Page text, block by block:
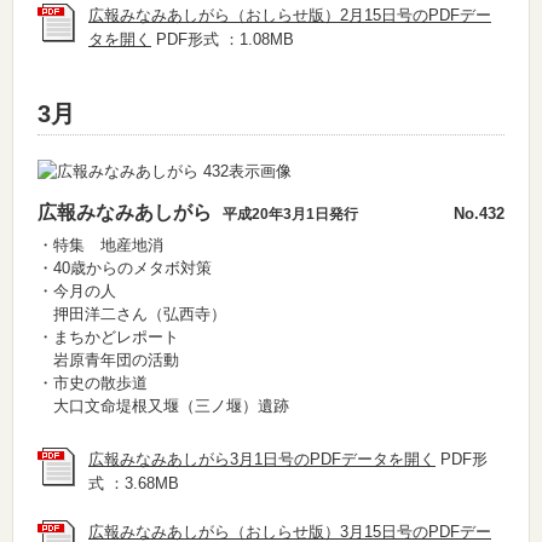
広報みなみあしがら（おしらせ版）2月15日号のPDFデー
タを開く
PDF形式 ：1.08MB
3月
No.432
広報みなみあしがら 平成20年3月1日発行
・特集 地産地消
・40歳からのメタボ対策
・今月の人
押田洋二さん（弘西寺）
・まちかどレポート
岩原青年団の活動
・市史の散歩道
大口文命堤根又堰（三ノ堰）遺跡
広報みなみあしがら3月1日号のPDFデータを開く
PDF形
式 ：3.68MB
広報みなみあしがら（おしらせ版）3月15日号のPDFデー